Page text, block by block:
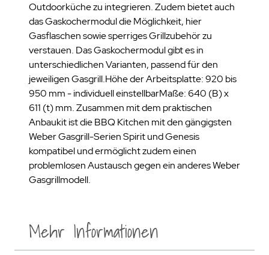
Outdoorküche zu integrieren. Zudem bietet auch
das Gaskochermodul die Möglichkeit, hier
Gasflaschen sowie sperriges Grillzubehör zu
verstauen. Das Gaskochermodul gibt es in
unterschiedlichen Varianten, passend für den
jeweiligen Gasgrill.Höhe der Arbeitsplatte: 920 bis
950 mm - individuell einstellbarMaße: 640 (B) x
611 (t) mm. Zusammen mit dem praktischen
Anbaukit ist die BBQ Kitchen mit den gängigsten
Weber Gasgrill-Serien Spirit und Genesis
kompatibel und ermöglicht zudem einen
problemlosen Austausch gegen ein anderes Weber
Gasgrillmodell.
Mehr Informationen